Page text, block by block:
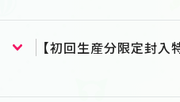
【初回生産分限定封入